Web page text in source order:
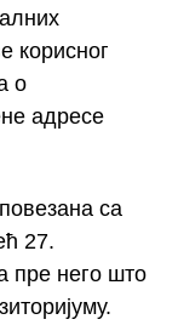
корисног
о
адресе
са
27.
пре него што